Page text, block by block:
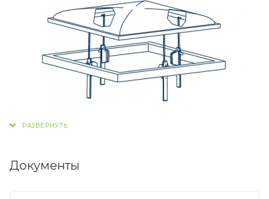
Документы